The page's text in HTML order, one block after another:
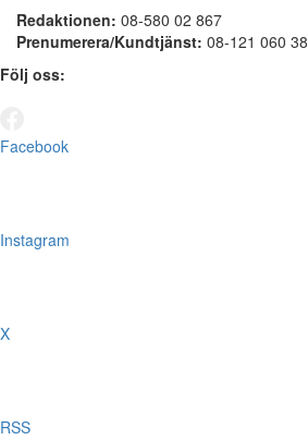
Redaktionen: 08-580 02 867
Prenumerera/Kundtjänst: 08-121 060 38
Följ oss:
Facebook
Instagram
X
RSS